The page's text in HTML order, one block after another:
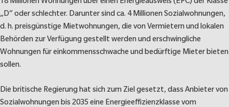
„D“ oder schlechter. Darunter sind ca. 4 MillionenSozialwohnungen,
d. h. preisgünstige Mietwohnungen, die von Vermietern und lokalen
Behörden zur Verfügung gestellt werden und erschwingliche
Wohnungen für einkommensschwache und bedürftige Mieter bieten
sollen.
Die britische Regierung hat sich zum Ziel gesetzt, dass Anbieter von
Sozialwohnungen bis 2035 eine Energieeffizienzklasse vom